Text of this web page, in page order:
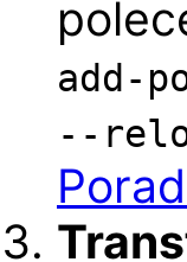
add-
--